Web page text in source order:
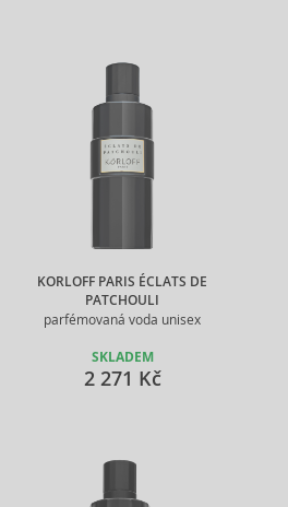
KORLOFF PARIS ÉCLATS DE
PATCHOULI
parfémovaná voda unisex
SKLADEM
2 271 Kč